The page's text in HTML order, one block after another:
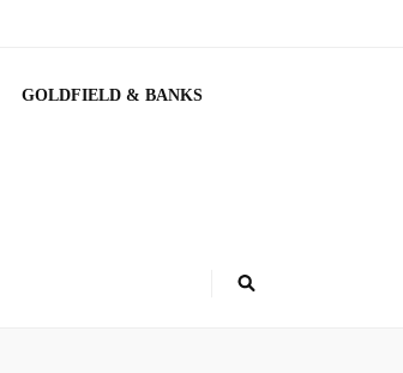
GOLDFIELD & BANKS